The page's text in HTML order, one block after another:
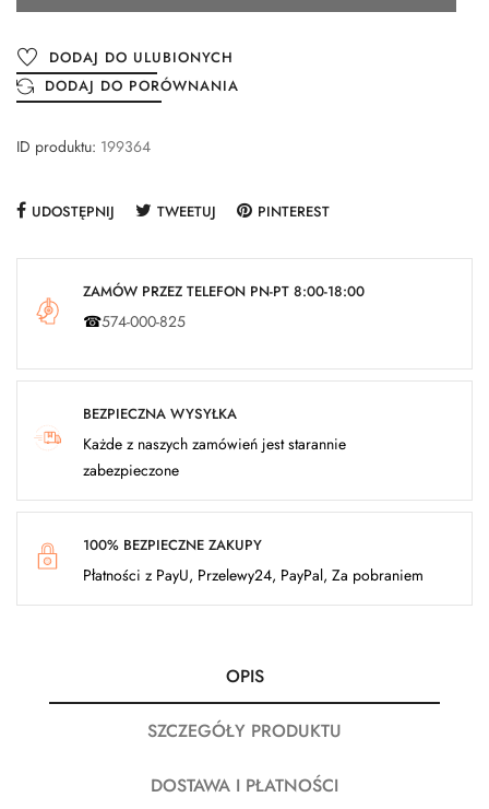
DODAJ DO ULUBIONYCH
DODAJ DO PORÓWNANIA
ID produktu: 199364
UDOSTĘPNIJ TWEETUJ PINTEREST
ZAMÓW PRZEZ TELEFON PN-PT 8:00-18:00
☎574-000-825
BEZPIECZNA WYSYŁKA
Każde z naszych zamówień jest starannie
zabezpieczone
100% BEZPIECZNE ZAKUPY
Płatności z PayU, Przelewy24, PayPal, Za pobraniem
OPIS
SZCZEGÓŁY PRODUKTU
DOSTAWA I PŁATNOŚCI